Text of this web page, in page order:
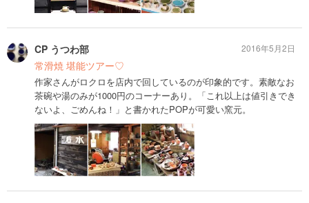
CP うつわ部
常滑焼 堪能ツアー♡
作家さんがロクロを店内で回しているのが印象的です。素敵なお
茶碗や湯のみが1000円のコーナーあり。「これ以上は値引きでき
ないよ、ごめんね！」と書かれたPOPが可愛い窯元。
2016年5月2日